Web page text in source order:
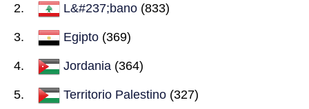
L&#237;bano (833)
Egipto (369)
Jordania (364)
Territorio Palestino (327)